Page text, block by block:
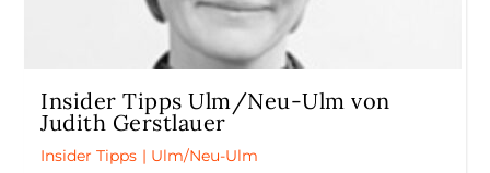
Insider Tipps Ulm/Neu-Ulm von
Judith Gerstlauer
Insider Tipps | Ulm/Neu-Ulm